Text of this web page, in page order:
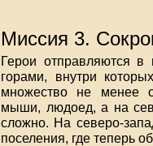
Миссия 3.
Герои отправляются в
горами, внутри
множество не менее
мыши, людоед, а на
сложно. На северо-
поселения, где теперь